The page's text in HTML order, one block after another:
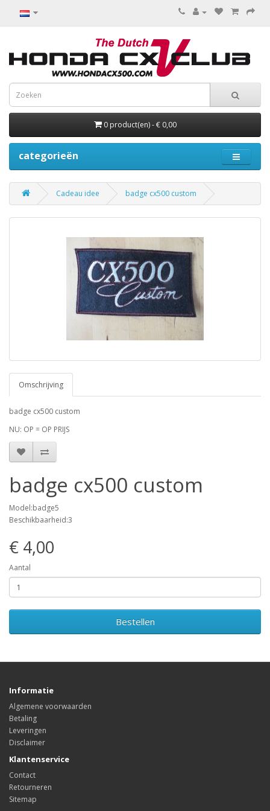
0 product(en) - € 0,00
categorieën
Cadeau idee badge cx500 custom
Omschrijving
badge cx500 custom
NU: OP = OP PRIJS
badge cx500 custom
Model:badge5
Beschikbaarheid:3
€ 4,00
Aantal
Bestellen
Informatie
Algemene voorwaarden
Betaling
Leveringen
Disclaimer
Klantenservice
Contact
Retourneren
Sitemap